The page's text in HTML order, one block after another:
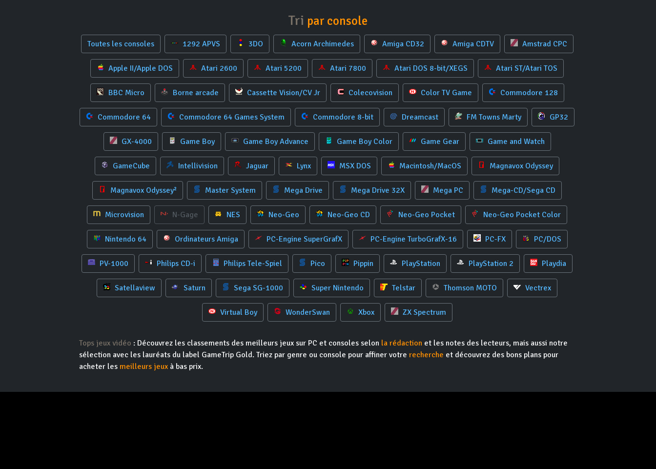
Tri par console
Toutes les consoles 1292 APVS 3DO Acorn Archimedes Amiga CD32 Amiga CDTV Amstrad CPC
Apple II/Apple DOS Atari 2600 Atari 5200 Atari 7800 Atari DOS 8-bit/XEGS Atari ST/Atari TOS
BBC Micro Borne arcade Cassette Vision/CV Jr Colecovision Color TV Game Commodore 128
Commodore 64 Commodore 64 Games System Commodore 8-bit Dreamcast FM Towns Marty GP32
GX-4000 Game Boy Game Boy Advance Game Boy Color Game Gear Game and Watch
GameCube Intellivision Jaguar Lynx MSX DOS Macintosh/MacOS Magnavox Odyssey
Magnavox Odyssey² Master System Mega Drive Mega Drive 32X Mega PC Mega-CD/Sega CD
Microvision N-Gage NES Neo-Geo Neo-Geo CD Neo-Geo Pocket Neo-Geo Pocket Color
Nintendo 64 Ordinateurs Amiga PC-Engine SuperGrafX PC-Engine TurboGrafX-16 PC-FX PC/DOS
PV-1000 Philips CD-i Philips Tele-Spiel Pico Pippin PlayStation PlayStation 2 Playdia
Satellaview Saturn Sega SG-1000 Super Nintendo Telstar Thomson MOTO Vectrex
Virtual Boy WonderSwan Xbox ZX Spectrum
Tops jeux vidéo : Découvrez les classements des meilleurs jeux sur PC et consoles selon la rédaction et les notes des lecteurs, mais aussi notre
sélection avec les lauréats du label GameTrip Gold. Triez par genre ou console pour affiner votre recherche et découvrez des bons plans pour
acheter les meilleurs jeux à bas prix.